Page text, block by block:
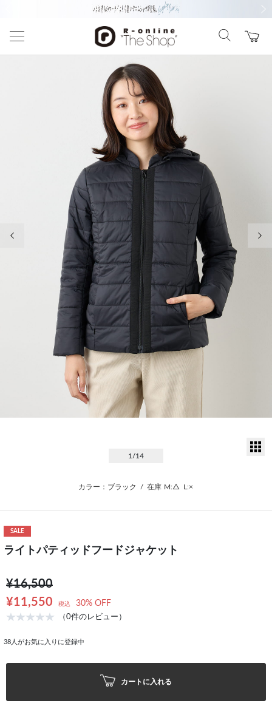
1 /14
カラー：ブラック / 在庫 M:△ L:×
SALE
ライトパティッドフードジャケット
¥16,500
¥11,550
税込 30% OFF
（0件のレビュー）
38 人がお気に入りに登録中
カートに入れる